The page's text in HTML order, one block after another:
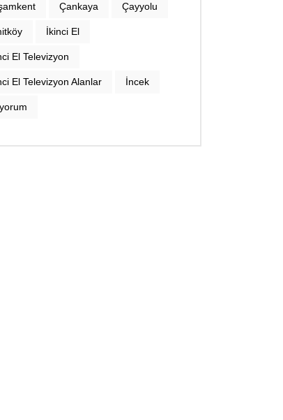
Çankaya Çayyolu
İkinci El
El Televizyon
El Televizyon Alanlar İncek